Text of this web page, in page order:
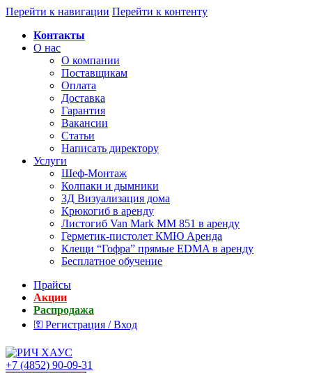
Перейти к навигации Перейти к контенту
Контакты
О нас
О компании
Поставщикам
Оплата
Доставка
Гарантия
Вакансии
Статьи
Написать директору
Услуги
Шеф-Монтаж
Колпаки и дымники
3Д Визуализация дома
Крюкогиб в аренду
Листогиб Van Mark MM 851 в аренду
Герметик-пистолет КМЮ Аренда
Клещи “Гофра” прямые EDMA в аренду
Бесплатное обучение
Прайсы
Акции
Распродажа
⚿ Регистрация / Вход
+7 (4852) 90-09-31